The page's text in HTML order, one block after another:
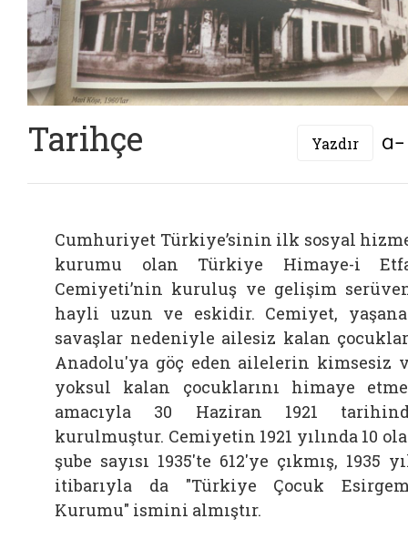
Tarihçe Yazdır
Cumhuriyet Türkiye’sinin ilk sosyal
kurumu olan Türkiye Himaye-i
Cemiyeti’nin kuruluş ve gelişim
hayli uzun ve eskidir. Cemiyet,
savaşlar nedeniyle ailesiz kalan
Anadolu'ya göç eden ailelerin kimsesiz
yoksul kalan çocuklarını himaye
amacıyla 30 Haziran 1921
kurulmuştur. Cemiyetin 1921 yılında 10
şube sayısı 1935'te 612'ye çıkmış, 1935
itibarıyla da "Türkiye Çocuk
Kurumu" ismini almıştır.